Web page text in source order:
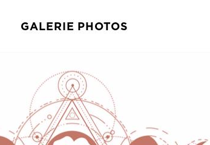
GALERIE PHOTOS